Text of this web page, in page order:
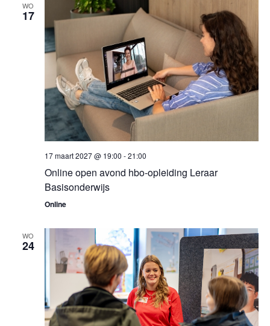
WO
17
17 maart 2027 @ 19:00 -21:00
Online open avond hbo-opleiding Leraar
Basisonderwijs
Online
WO
24